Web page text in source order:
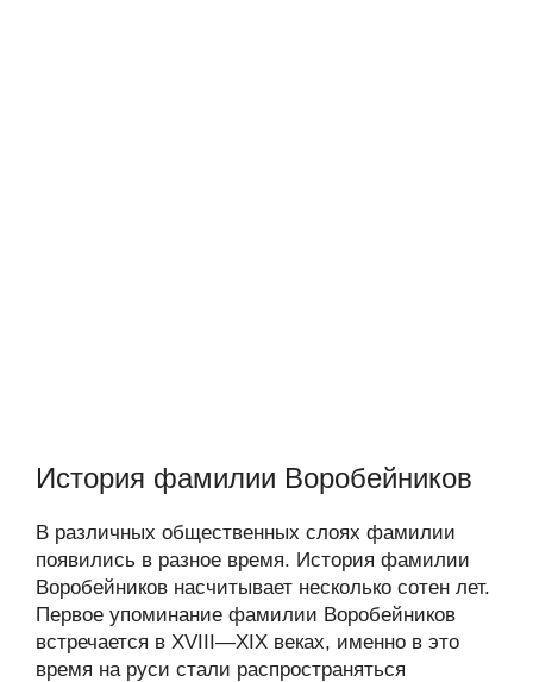
История фамилии Воробейников
В различных общественных слоях фамилии
появились в разное время. История фамилии
Воробейников насчитывает несколько сотен лет.
Первое упоминание фамилии Воробейников
встречается в XVIII—XIX веках, именно в это
время на руси стали распространяться